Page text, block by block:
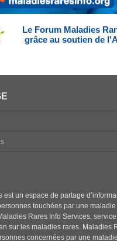
Le Forum Maladies
grâce au soutien de
est un espace de partage
touchées par une maladie
Rares Info Services,
sur les maladies rares. Maladies
concernées par une